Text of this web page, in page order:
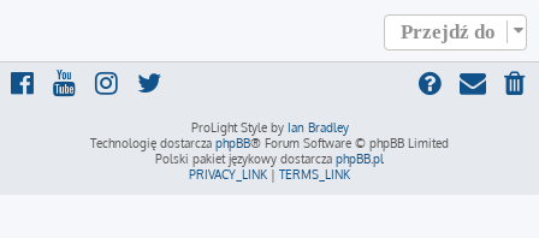
Przejdź do
ProLight Style by Ian Bradley
Technologię dostarcza phpBB® Forum Software © phpBB Limited
Polski pakiet językowy dostarcza phpBB.pl
PRIVACY_LINK | TERMS_LINK